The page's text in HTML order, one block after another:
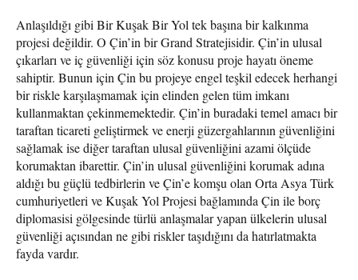
Anlaşıldığı gibi Bir Kuşak Bir Yol tek başına bir kalkınma
projesi değildir. O Çin’in bir Grand Stratejisidir. Çin’in ulusal
çıkarları ve iç güvenliği için söz konusu proje hayatı öneme
sahiptir. Bunun için Çin bu projeye engel teşkil edecek herhangi
bir riskle karşılaşmamak için elinden gelen tüm imkanı
kullanmaktan çekinmemektedir. Çin’in buradaki temel amacı bir
taraftan ticareti geliştirmek ve enerji güzergahlarının güvenliğini
sağlamak ise diğer taraftan ulusal güvenliğini azami ölçüde
korumaktan ibarettir. Çin’in ulusal güvenliğini korumak adına
aldığı bu güçlü tedbirlerin ve Çin’e komşu olan Orta Asya Türk
cumhuriyetleri ve Kuşak Yol Projesi bağlamında Çin ile borç
diplomasisi gölgesinde türlü anlaşmalar yapan ülkelerin ulusal
güvenliği açısından ne gibi riskler taşıdığını da hatırlatmakta
fayda vardır.